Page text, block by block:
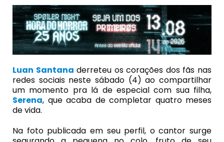
Luan Santana derreteu os corações dos fãs nas
redes sociais neste sábado (4) ao compartilhar
um momento pra lá de especial com sua filha,
Serena, que acaba de completar quatro meses
de vida.
Na foto publicada em seu perfil, o cantor surge